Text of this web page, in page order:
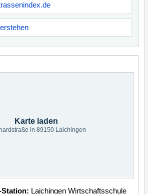
Karte laden
in 89150 Laichingen
Station: Laichingen Wirtschaftsschule